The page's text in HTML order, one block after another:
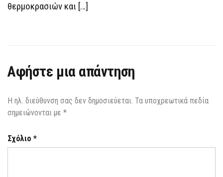
θερμοκρασιών και […]
Αφήστε μια απάντηση
Η ηλ. διεύθυνση σας δεν δημοσιεύεται. Τα υποχρεωτικά πεδία
σημειώνονται με *
Σχόλιο *